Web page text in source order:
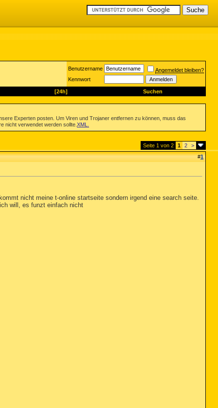
Benutzername
Angemeldet bleiben?
Kennwort
[24h] Suchen
Experten posten. Um Viren und Trojaner entfernen zu können, muss das
nicht verwendet werden sollte. XML
Seite 1 von 2 1 2
>
#1
nicht meine t-online startseite sondern irgend eine search seite.
will, es funzt einfach nicht